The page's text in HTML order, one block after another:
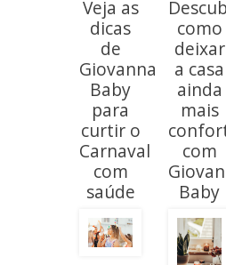
Veja as
dicas
de
Giovanna
Baby
para
curtir o
Carnaval
com
saúde
como
deixar
a casa
ainda
mais
com
Baby